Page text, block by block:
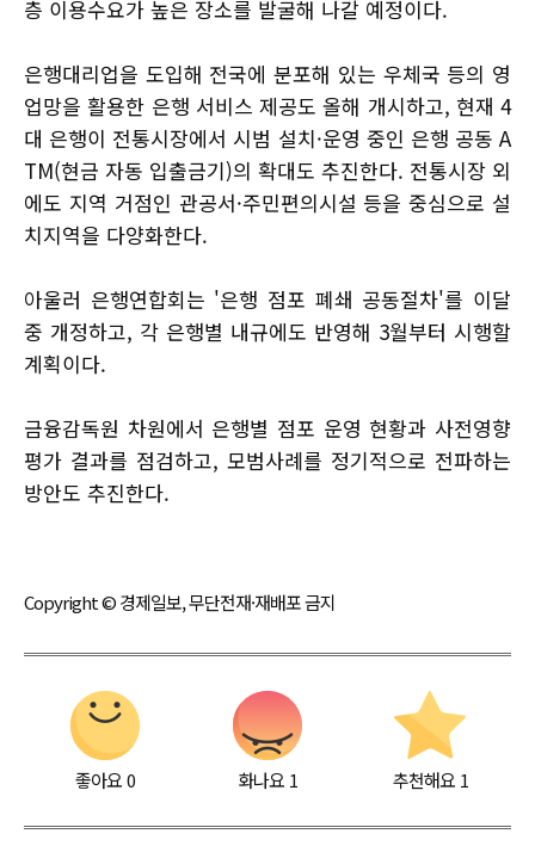
층 이용수요가 높은 장소를 발굴해 나갈 예정이다.
은행대리업을 도입해 전국에 분포해 있는 우체국 등의 영
업망을 활용한 은행 서비스 제공도 올해 개시하고, 현재 4
대 은행이 전통시장에서 시범 설치·운영 중인 은행 공동 A
TM(현금 자동 입출금기)의 확대도 추진한다. 전통시장 외
에도 지역 거점인 관공서·주민편의시설 등을 중심으로 설
치지역을 다양화한다.
아울러 은행연합회는 '은행 점포 폐쇄 공동절차'를 이달
중 개정하고, 각 은행별 내규에도 반영해 3월부터 시행할
계획이다.
금융감독원 차원에서 은행별 점포 운영 현황과 사전영향
평가 결과를 점검하고, 모범사례를 정기적으로 전파하는
방안도 추진한다.
Copyright © 경제일보, 무단전재·재배포 금지
좋아요0 화나요 1 추천해요 1